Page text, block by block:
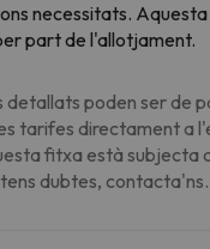
necessitats.
part de l'allotjament.
detallats poden ser de
tarifes directament a
fitxa està subjecta
dubtes, contacta'ns.